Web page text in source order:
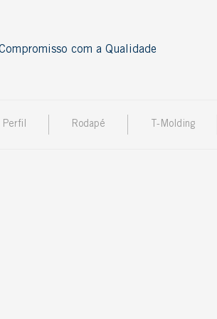
Cordão
com a Qualidade
Perfil Rodapé T-Molding